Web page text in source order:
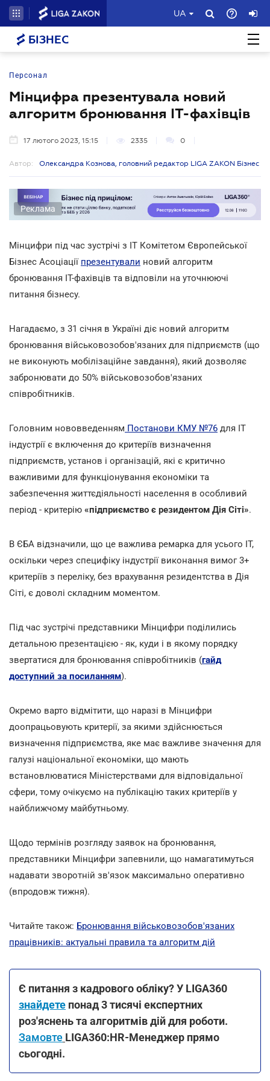
UA
БІЗНЕС
Персонал
Мінцифра презентувала новий
алгоритм бронювання IT-фахівців
17 лютого 2023, 15:15 2335 0
Автор: Олександра Кознова, головний редактор LIGA ZAKON Бізнес
Реклама
Мінцифри під час зустрічі з ІТ Комітетом Європейської
Бізнес Асоціації презентували новий алгоритм
бронювання IT-фахівців та відповіли на уточнюючі
питання бізнесу.
Нагадаємо, з 31 січня в Україні діє новий алгоритм
бронювання військовозобов'язаних для підприємств (що
не виконують мобілізаційне завдання), який дозволяє
забронювати до 50% військовозобов'язаних
співробітників.
Головним нововведенням Постанови КМУ №76 для ІТ
індустрії є включення до критеріїв визначення
підприємств, установ і організацій, які є критично
важливими для функціонування економіки та
забезпечення життєдіяльності населення в особливий
період - критерію «підприємство є резидентом Дія Сіті».
В ЄБА відзначили, що це важлива ремарка для усього ІТ,
оскільки через специфіку індустрії виконання вимог 3+
критеріїв з переліку, без врахування резидентства в Дія
Сіті, є доволі складним моментом.
Під час зустрічі представники Мінцифри поділились
детальною презентацією - як, куди і в якому порядку
звертатися для бронювання співробітників (гайд
доступний за посиланням).
Окремо варто відмітити, що наразі в Мінцифри
доопрацьовують критерії, за якими здійснюється
визначення підприємства, яке має важливе значення для
галузі національної економіки, що мають
встановлюватися Міністерствами для відповідальної
сфери, тому очікуємо на публікацію таких критеріїв у
найближчому майбутньому.
Щодо термінів розгляду заявок на бронювання,
представники Мінцифри запевнили, що намагатимуться
надавати зворотній зв'язок максимально оперативно
(впродовж тижня).
Читайте також: Бронювання військовозобов'язаних
працівників: актуальні правила та алгоритм дій
Є питання з кадрового обліку? У LIGA360
знайдете понад 3 тисячі експертних
роз'яснень та алгоритмів дій для роботи.
Замовте LIGA360:HR-Менеджер прямо
сьогодні.